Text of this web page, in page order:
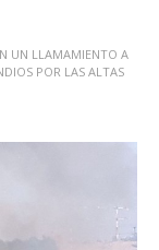
UN LLAMAMIENTO A
POR LAS ALTAS